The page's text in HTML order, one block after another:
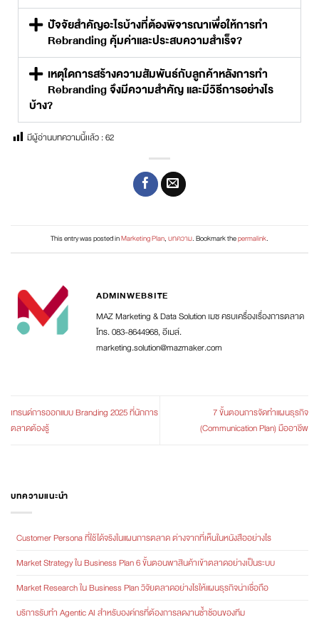
ปัจจัยสำคัญอะไรบ้างที่ต้องพิจารณาเพื่อให้การทำ
Rebranding คุ้มค่าและประสบความสำเร็จ?
เหตุใดการสร้างความสัมพันธ์กับลูกค้าหลังการทำ
Rebranding จึงมีความสำคัญ และมีวิธีการอย่างไร
บ้าง?
มีผู้อ่านบทความนี้เเล้ว :62
This entry was posted inMarketing Plan,บทความ. Bookmark thepermalink.
ADMINWEBSITE
MAZ Marketing & Data Solution เมซ ครบเครื่องเรื่องการตลาด
โทร. 083-8644968, อีเมล์.
marketing.solution@mazmaker.com
เทรนด์การออกแบบ Branding 2025 ที่นักการ
ตลาดต้องรู้
7 ขั้นตอนการจัดทำแผนธุรกิจ
(Communication Plan) มืออาชีพ
บทความแนะนำ
Customer Persona ที่ใช้ได้จริงในแผนการตลาด ต่างจากที่เห็นในหนังสืออย่างไร
Market Strategy ใน Business Plan 6 ขั้นตอนพาสินค้าเข้าตลาดอย่างเป็นระบบ
Market Research ใน Business Plan วิจัยตลาดอย่างไรให้แผนธุรกิจน่าเชื่อถือ
บริการรับทำ Agentic AI สำหรับองค์กรที่ต้องการลดงานซ้ำซ้อนของทีม